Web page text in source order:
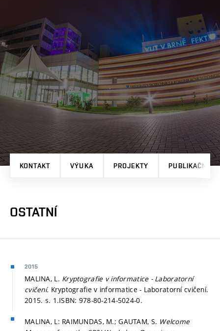
KONTAKT VÝUKA PROJEKTY PUBLIKAČNÍ
OSTATNÍ
2015
MALINA, L. Kryptografie v informatice - Laboratorní
cvičení. Kryptografie v informatice - Laboratorní cvičení.
2015. s. 1.ISBN: 978-80-214-5024-0.
MALINA, L: RAIMUNDAS, M.; GAUTAM, S. Welcome